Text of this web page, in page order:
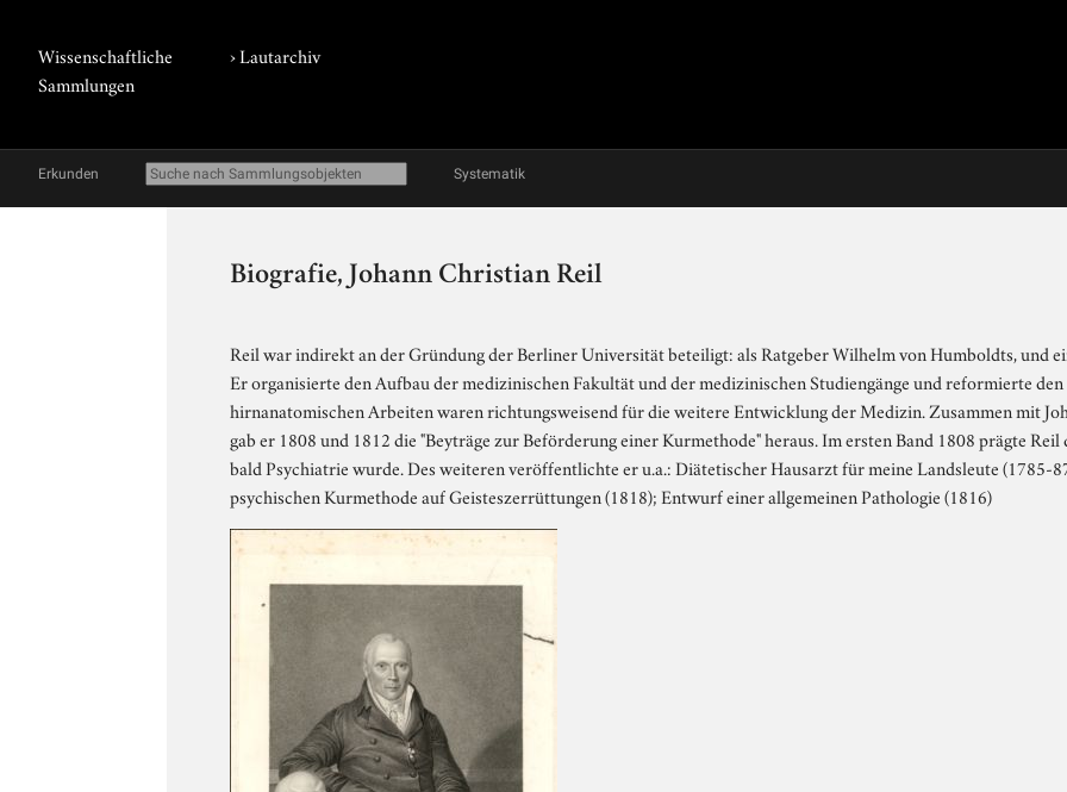
Wissenschaftliche
Sammlungen
›Lautarchiv
Erkunden Systematik
Biografie, Johann Christian Reil
Reil war indirekt an der Gründung der Berliner Universität beteiligt: als Ratgeber Wilhelm von Humboldts, und
Er organisierte den Aufbau der medizinischen Fakultät und der medizinischen Studiengänge und reformierte
hirnanatomischen Arbeiten waren richtungsweisend für die weitere Entwicklung der Medizin. Zusammen mit
gab er 1808 und 1812 die "Beyträge zur Beförderung einer Kurmethode" heraus. Im ersten Band 1808 prägte Reil
bald Psychiatrie wurde. Des weiteren veröffentlichte er u.a.: Diätetischer Hausarzt für meine Landsleute (1785-
psychischen Kurmethode auf Geisteszerrüttungen (1818); Entwurf einer allgemeinen Pathologie (1816)